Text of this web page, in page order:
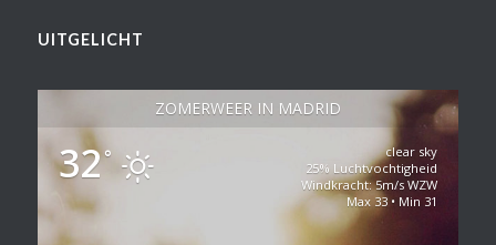
UITGELICHT
ZOMERWEER IN MADRID
32°
clear sky
25% Luchtvochtigheid
Windkracht: 5m/s WZW
Max 33 • Min 31